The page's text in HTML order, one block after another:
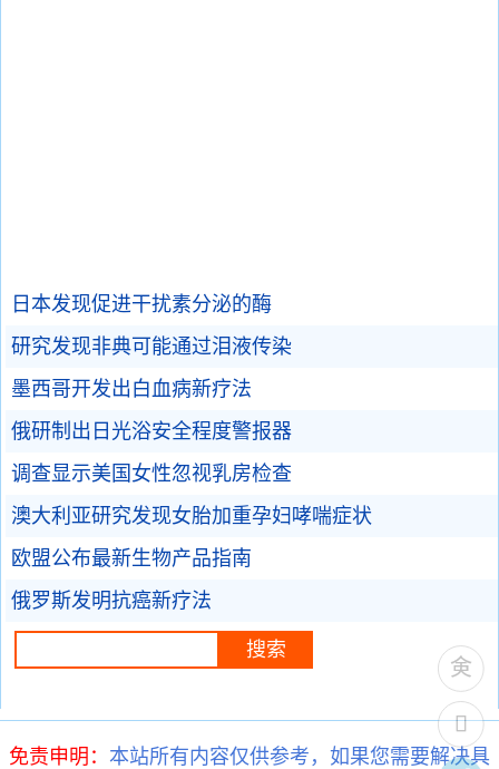
日本发现促进干扰素分泌的酶
研究发现非典可能通过泪液传染
墨西哥开发出白血病新疗法
俄研制出日光浴安全程度警报器
调查显示美国女性忽视乳房检查
澳大利亚研究发现女胎加重孕妇哮喘症状
欧盟公布最新生物产品指南
俄罗斯发明抗癌新疗法
免责申明： 本站所有内容仅供参考，如果您需要解决具